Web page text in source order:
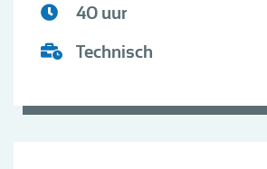
40 uur
Technisch